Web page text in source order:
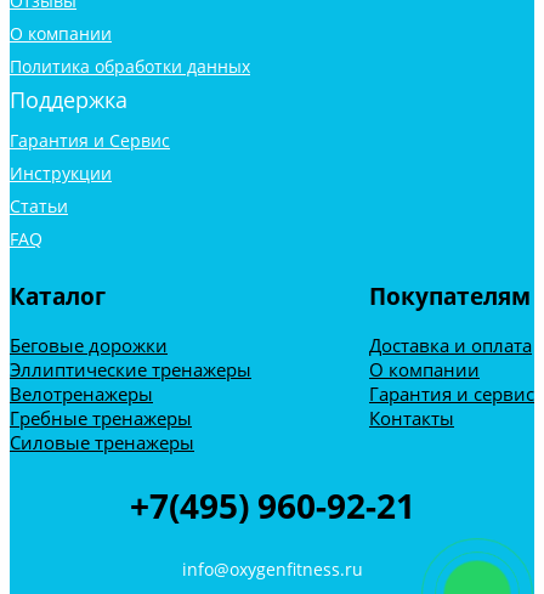
О компании
Политика обработки данных
Поддержка
Гарантия и Сервис
Инструкции
Статьи
FAQ
Каталог
Беговые дорожки
Эллиптические тренажеры
Велотренажеры
Гребные тренажеры
Силовые тренажеры
Покупателям
Доставка и оплата
О компании
Гарантия и сервис
Контакты
+7(495) 960-92-21
info@oxygenfitness.ru